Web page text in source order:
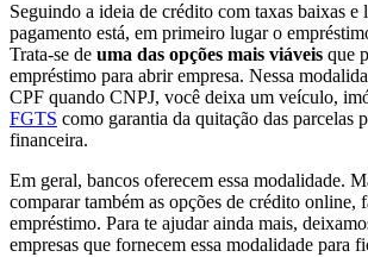
Seguindo a ideia de crédito com taxas baixas e
pagamento está, em primeiro lugar o
Trata-se de uma das opções mais viáveis que
empréstimo para abrir empresa. Nessa
CPF quando CNPJ, você deixa um veículo,
FGTS como garantia da quitação das parcelas
financeira.
Em geral, bancos oferecem essa modalidade.
comparar também as opções de crédito online,
empréstimo. Para te ajudar ainda mais,
empresas que fornecem essa modalidade para